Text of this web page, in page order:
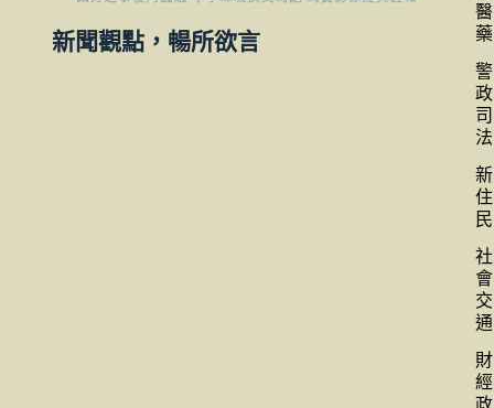
新聞觀點，暢所欲言
醫
藥
警
政
司
法
新
住
民
社
會
交
通
財
經
政